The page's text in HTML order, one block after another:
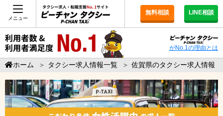
メニュー
無料相談 LINE相談
がNo.1の理由とは
ホーム ＞ タクシー求人情報一覧 ＞ 佐賀県のタクシー求人情報